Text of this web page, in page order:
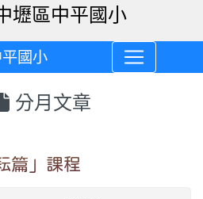
國小
分月文章
篇」課程